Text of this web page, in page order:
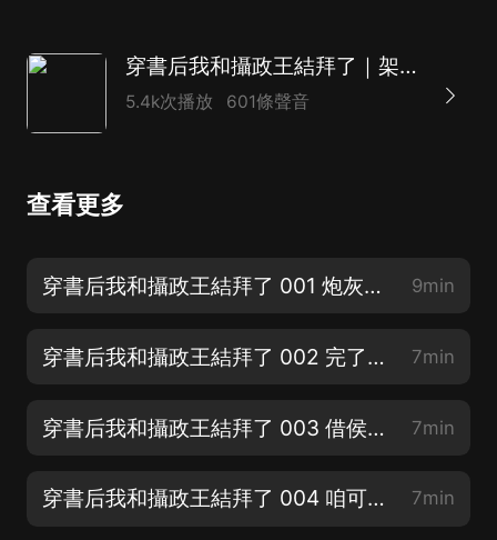
穿書后我和攝政王結拜了｜架空古言甜寵雙強爆笑日常｜多人有聲劇
5.4k次播放 601條聲音
查看更多
穿書后我和攝政王結拜了 001 炮灰閃亮登場（收聽半小時解鎖7.1 30日哦！） 9min
穿書后我和攝政王結拜了 002 完了完了得罪了（記得訂閱關注啊要不就找不著啦） 7min
穿書后我和攝政王結拜了 003 借侯府的刀殺男主？（后期賊搞笑！聽就完了） 7min
穿書后我和攝政王結拜了 004 咱可不興走原主的老路（微BFF2023666參與互動活動啦！） 7min